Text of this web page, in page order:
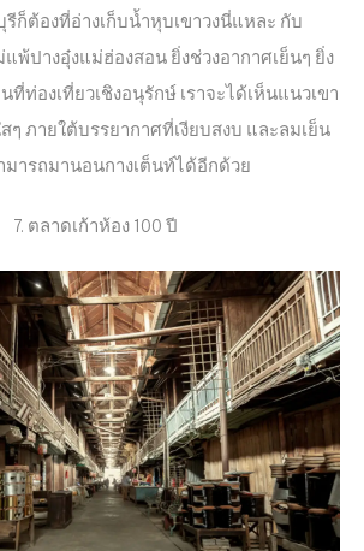
ก็ต้องที่อ่างเก็บน้ำหุบเขาวงนี่แหละ กับ
พ้ปางอุ๋งแม่ฮ่องสอน ยิ่งช่วงอากาศเย็นๆ ยิ่ง
ที่ท่องเที่ยวเชิงอนุรักษ์ เราจะได้เห็นแนวเขา
ๆ ภายใต้บรรยากาศที่เงียบสงบ และลมเย็น
มารถมานอนกางเต็นท์ได้อีกด้วย
7. ตลาดเก้าห้อง 100 ปี